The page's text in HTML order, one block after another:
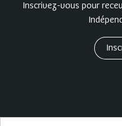
Inscrivez-vous pour